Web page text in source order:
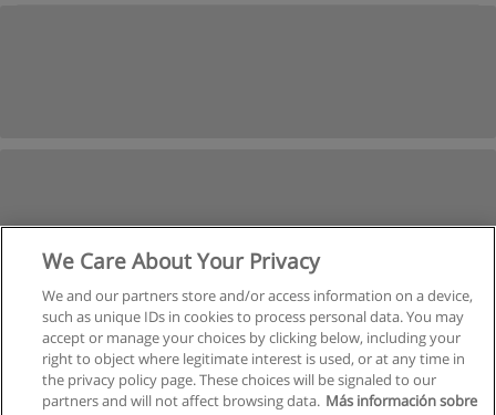
We Care About Your Privacy
We and our partners store and/or access information on a device,
such as unique IDs in cookies to process personal data. You may
accept or manage your choices by clicking below, including your
right to object where legitimate interest is used, or at any time in
the privacy policy page. These choices will be signaled to our
partners and will not affect browsing data. Más información sobre